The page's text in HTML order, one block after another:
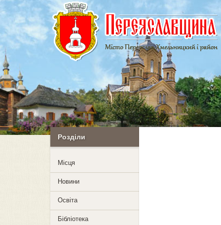
Розділи
Mісця
Новини
Освіта
Бібліотека